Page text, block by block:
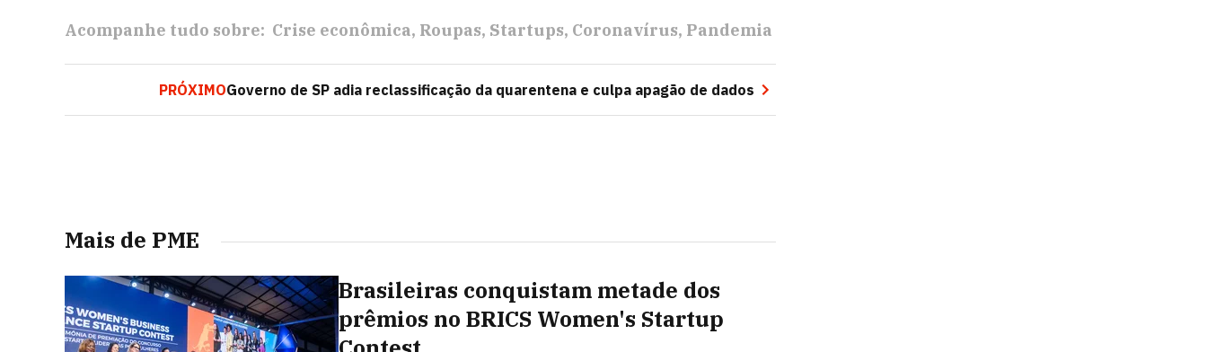
Acompanhe tudo sobre: Crise econômica Roupas Startups Coronavírus Pandemia
PRÓXIMOGoverno de SP adia reclassificação da quarentena e culpa apagão de dados
Mais de PME
Brasileiras conquistam metade dos
prêmios no BRICS Women's Startup